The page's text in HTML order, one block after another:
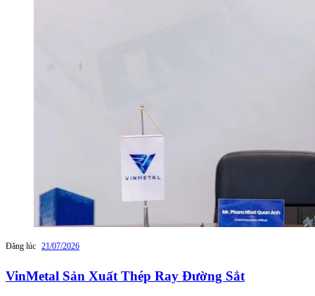
Đăng lúc 21/07/2026
VinMetal Sản Xuất Thép Ray Đường Sắt